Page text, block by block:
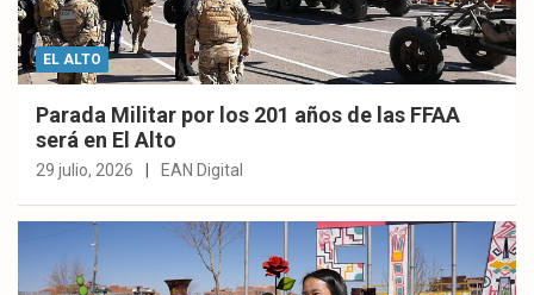
EL ALTO
Parada Militar por los 201 años de las FFAA
será en El Alto
29 julio, 2026 EAN Digital